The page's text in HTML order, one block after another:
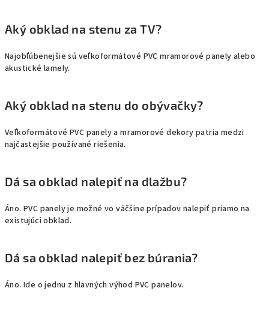
Aký obklad na stenu za TV?
Najobľúbenejšie sú veľkoformátové PVC mramorové panely alebo
akustické lamely.
Aký obklad na stenu do obývačky?
Veľkoformátové PVC panely a mramorové dekory patria medzi
najčastejšie používané riešenia.
Dá sa obklad nalepiť na dlažbu?
Áno. PVC panely je možné vo väčšine prípadov nalepiť priamo na
existujúci obklad.
Dá sa obklad nalepiť bez búrania?
Áno. Ide o jednu z hlavných výhod PVC panelov.